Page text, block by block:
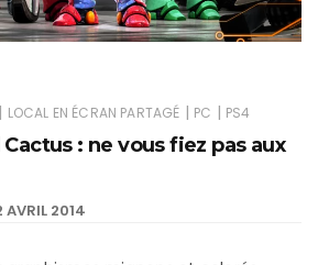
| LOCAL EN ÉCRAN PARTAGÉ | PC | PS4
: ne vous fiez pas aux
AVRIL 2014